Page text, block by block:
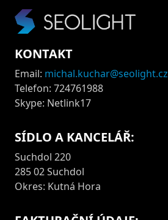
KONTAKT
Email: michal.kuchar@seolight.cz
Telefon: 724761988
Skype: Netlink17
SÍDLO A KANCELÁŘ:
Suchdol 220
285 02 Suchdol
Okres: Kutná Hora